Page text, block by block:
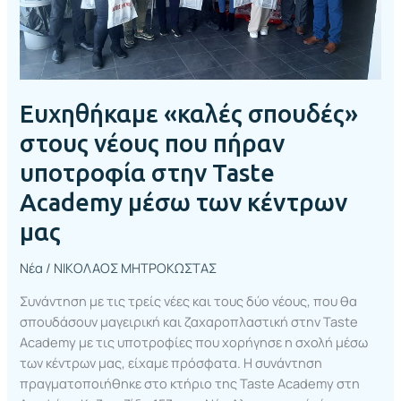
Ευχηθήκαμε «καλές σπουδές»
στους νέους που πήραν
υποτροφία στην Taste
Academy μέσω των κέντρων
μας
Νέα / ΝΙΚΟΛΑΟΣ ΜΗΤΡΟΚΩΣΤΑΣ
Συνάντηση με τις τρείς νέες και τους δύο νέους, που θα
σπουδάσουν μαγειρική και ζαχαροπλαστική στην Taste
Academy με τις υποτροφίες που χορήγησε η σχολή μέσω
των κέντρων μας, είχαμε πρόσφατα. Η συνάντηση
πραγματοποιήθηκε στο κτήριο της Taste Academy στη
στην
Taste
Academy
μέσω
κέντρων
μας